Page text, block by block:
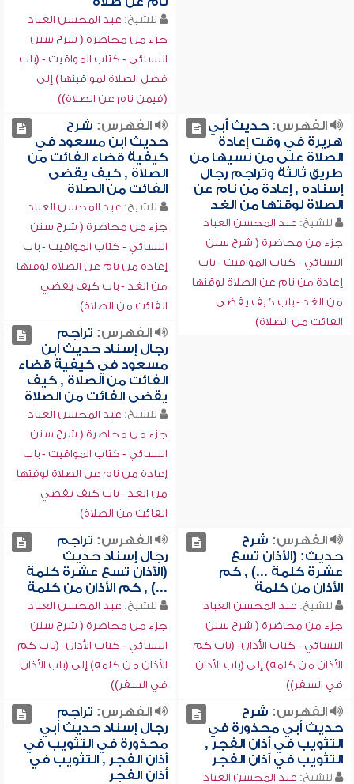
للشيخ: عبد المحسن العباد
جزء من محاضرة ( شرح سنن
النسائي - كتاب المواقيت - (باب
فضل الصلاة لمواقيتها) إلى
(فيمن نام عن الصلاة))
الفهرس:حديث أبي
هريرة في وقت إعادة
الصلاة على من نسيها من
طريق ثالثة وتراجم رجال
إسناده , إعادة من نام عن
الصلاة لوقتها من الغد
للشيخ: عبد المحسن العباد
جزء من محاضرة ( شرح سنن
النسائي - كتاب المواقيت - باب
إعادة من نام عن الصلاة لوقتها
من الغد - باب كيف يقضي
الفائت من الصلاة)
الفهرس: شرح
حديث ابن مسعود في
كيفية قضاء الفائت من
الصلاة , كيف يقضى
الفائت من الصلاة
للشيخ: عبد المحسن العباد
جزء من محاضرة ( شرح سنن
النسائي - كتاب المواقيت - باب
إعادة من نام عن الصلاة لوقتها
من الغد - باب كيف يقضي
الفائت من الصلاة)
الفهرس: تراجم
رجال إسناد حديث ابن
مسعود في كيفية قضاء
الفائت من الصلاة , كيف
يقضى الفائت من الصلاة
للشيخ: عبد المحسن العباد
جزء من محاضرة ( شرح سنن
النسائي - كتاب المواقيت - باب
إعادة من نام عن الصلاة لوقتها
من الغد - باب كيف يقضي
الفائت من الصلاة)
الفهرس: شرح
حديث: (الأذان تسع
عشرة كلمة ...) , كم
الأذان من كلمة
للشيخ: عبد المحسن العباد
جزء من محاضرة ( شرح سنن
النسائي - كتاب الأذان- (باب كم
الأذان من كلمة) إلى (باب الأذان
في السفر))
الفهرس: تراجم
رجال إسناد حديث
(الأذان تسع عشرة كلمة
...) , كم الأذان من كلمة
للشيخ: عبد المحسن العباد
جزء من محاضرة ( شرح سنن
النسائي - كتاب الأذان- (باب كم
الأذان من كلمة) إلى (باب الأذان
في السفر))
الفهرس: شرح
حديث أبي محذورة في
التثويب في أذان الفجر ,
التثويب في أذان الفجر
للشيخ: عبد المحسن العباد
الفهرس: تراجم
رجال إسناد حديث أبي
محذورة في التثويب في
أذان الفجر , التثويب في
أذان الفجر